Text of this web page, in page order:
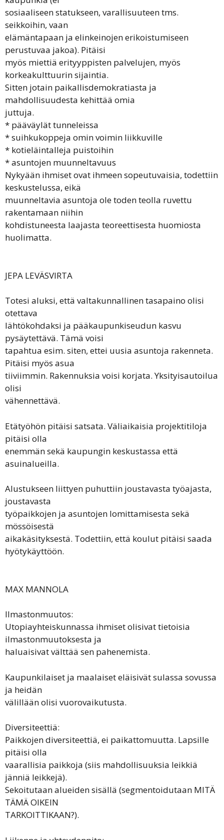
sosiaaliseen statukseen, varallisuuteen tms.
seikkoihin, vaan
elämäntapaan ja elinkeinojen erikoistumiseen
perustuvaa jakoa). Pitäisi
myös miettiä erityyppisten palvelujen, myös
korkeakulttuurin sijaintia.
Sitten jotain paikallisdemokratiasta ja
mahdollisuudesta kehittää omia
juttuja.
* pääväylät tunneleissa
* suihkukoppeja omin voimin liikkuville
* kotieläintalleja puistoihin
* asuntojen muunneltavuus
Nykyään ihmiset ovat ihmeen sopeutuvaisia, todettiin
keskustelussa, eikä
muunneltavia asuntoja ole toden teolla ruvettu
rakentamaan niihin
kohdistuneesta laajasta teoreettisesta huomiosta
huolimatta.
JEPA LEVÄSVIRTA
Totesi aluksi, että valtakunnallinen tasapaino olisi
otettava
lähtökohdaksi ja pääkaupunkiseudun kasvu
pysäytettävä. Tämä voisi
tapahtua esim. siten, ettei uusia asuntoja rakenneta.
Pitäisi myös asua
tiiviimmin. Rakennuksia voisi korjata. Yksityisautoilua
olisi
vähennettävä.
Etätyöhön pitäisi satsata. Väliaikaisia projektitiloja
pitäisi olla
enemmän sekä kaupungin keskustassa että
asuinalueilla.
Alustukseen liittyen puhuttiin joustavasta työajasta,
joustavasta
työpaikkojen ja asuntojen lomittamisesta sekä
mössöisestä
aikakäsityksestä. Todettiin, että koulut pitäisi saada
hyötykäyttöön.
MAX MANNOLA
Ilmastonmuutos:
Utopiayhteiskunnassa ihmiset olisivat tietoisia
ilmastonmuutoksesta ja
haluaisivat välttää sen pahenemista.
Kaupunkilaiset ja maalaiset eläisivät sulassa sovussa
ja heidän
välillään olisi vuorovaikutusta.
Diversiteettiä:
Paikkojen diversiteettiä, ei paikattomuutta. Lapsille
pitäisi olla
vaarallisia paikkoja (siis mahdollisuuksia leikkiä
jänniä leikkejä).
Sekoitutaan alueiden sisällä (segmentoidutaan MITÄ
TÄMÄ OIKEIN
TARKOITTIKAAN?).